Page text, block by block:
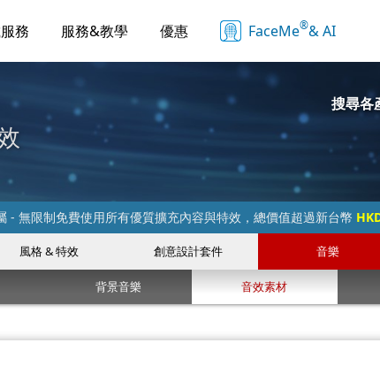
務 服務&教學 優惠 FaceMe®& AI
搜尋各
- 無限制免費使用所有優質擴充內容與特效，總價值超過新台幣
風格 & 特效 創意設計套件 音樂
背景音樂 音效素材